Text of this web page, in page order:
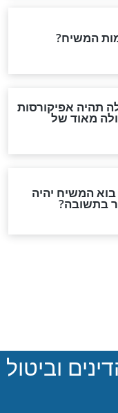
מילואים
טראמפ
ועם הרבה
כתב היד
התגלה